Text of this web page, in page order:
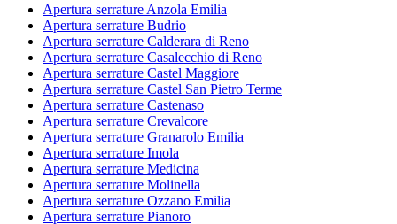
Apertura serrature Anzola Emilia
Apertura serrature Budrio
Apertura serrature Calderara di Reno
Apertura serrature Casalecchio di Reno
Apertura serrature Castel Maggiore
Apertura serrature Castel San Pietro Terme
Apertura serrature Castenaso
Apertura serrature Crevalcore
Apertura serrature Granarolo Emilia
Apertura serrature Imola
Apertura serrature Medicina
Apertura serrature Molinella
Apertura serrature Ozzano Emilia
Apertura serrature Pianoro